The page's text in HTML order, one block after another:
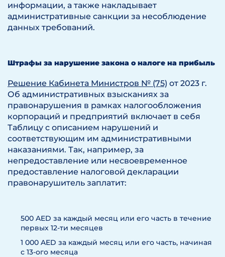
информации, а также накладывает
административные санкции за несоблюдение
данных требований.
Штрафы за нарушение закона о налоге на прибыль
Решение Кабинета Министров № (75) от 2023 г.
Об административных взысканиях за
правонарушения в рамках налогообложения
корпораций и предприятий включает в себя
Таблицу с описанием нарушений и
соответствующим им административными
наказаниями. Так, например, за
непредоставление или несвоевременное
предоставление налоговой декларации
правонарушитель заплатит:
500 AED за каждый месяц или его часть в течение
первых 12-ти месяцев
1 000 AED за каждый месяц или его часть, начиная
с 13-ого месяца